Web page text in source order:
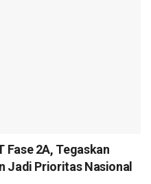
Fase 2A, Tegaskan
Jadi Prioritas Nasional